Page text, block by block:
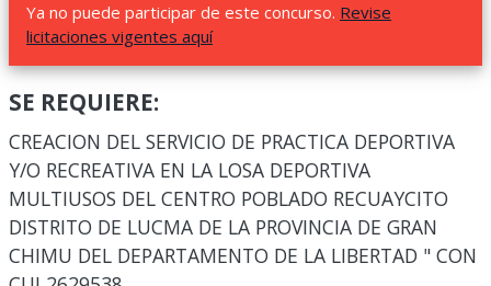
Ya no puede participar de este concurso. Revise
licitaciones vigentes aquí
SE REQUIERE:
CREACION DEL SERVICIO DE PRACTICA DEPORTIVA
Y/O RECREATIVA EN LA LOSA DEPORTIVA
MULTIUSOS DEL CENTRO POBLADO RECUAYCITO
DISTRITO DE LUCMA DE LA PROVINCIA DE GRAN
CHIMU DEL DEPARTAMENTO DE LA LIBERTAD " CON